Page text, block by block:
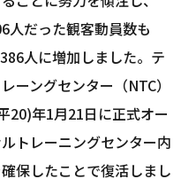
人だった観客動員数も
人に増加しました。テ
ーングセンター（NTC）
20)年1月21日に正式オー
トレーニングセンター内
保したことで復活しまし